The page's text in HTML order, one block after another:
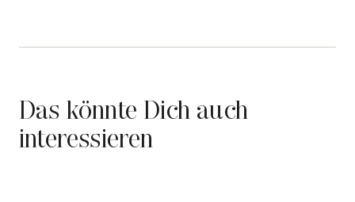
Das könnte Dich auch
interessieren